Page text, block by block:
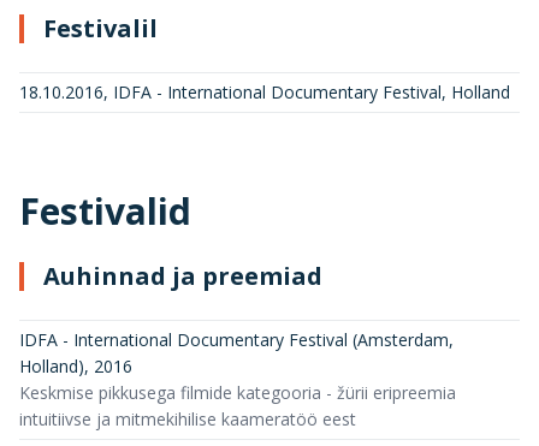
Festivalil
18.10.2016, IDFA - International Documentary Festival, Holland
Festivalid
Auhinnad ja preemiad
IDFA - International Documentary Festival (Amsterdam,
Holland), 2016
Keskmise pikkusega filmide kategooria - žürii eripreemia
intuitiivse ja mitmekihilise kaameratöö eest